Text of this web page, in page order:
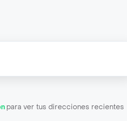
para ver tus direcciones recientes